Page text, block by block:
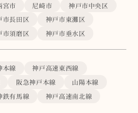
宮市 尼崎市
神戸市中央区
市長田区
神戸市東灘区
市須磨区 神戸市垂水区
本線
神戸高速東西線
阪急神戸本線
山陽本線
鉄有馬線
神戸高速南北線